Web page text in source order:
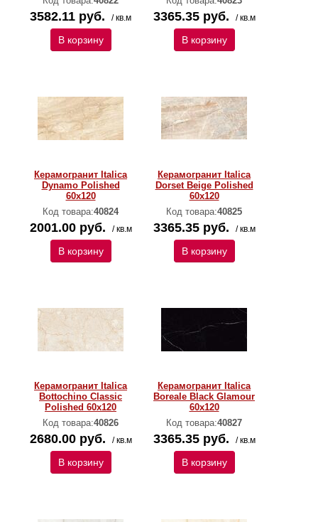
3582.11 руб. / кв.м
В корзину
3365.35 руб. / кв.м
В корзину
Керамогранит Italica
Dynamo Polished
60х120
Код товара:40824
2001.00 руб. / кв.м
В корзину
Керамогранит Italica
Dorset Beige Polished
60х120
Код товара:40825
3365.35 руб. / кв.м
В корзину
Керамогранит Italica
Bottochino Classic
Polished 60х120
Код товара:40826
2680.00 руб. / кв.м
В корзину
Керамогранит Italica
Boreale Black Glamour
60х120
Код товара:40827
3365.35 руб. / кв.м
В корзину